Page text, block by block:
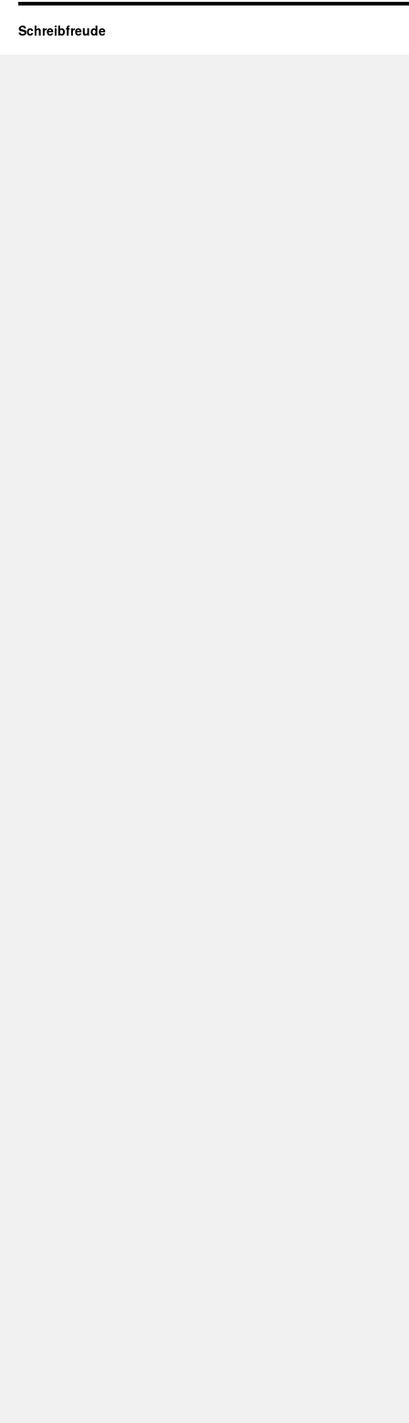
Schreibfreude